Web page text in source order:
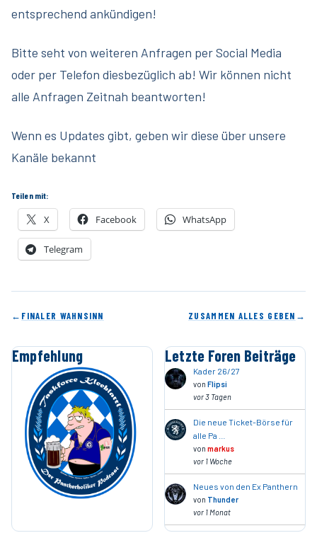
entsprechend ankündigen!
Bitte seht von weiteren Anfragen per Social Media
oder per Telefon diesbezüglich ab! Wir können nicht
alle Anfragen Zeitnah beantworten!
Wenn es Updates gibt, geben wir diese über unsere
Kanäle bekannt
Teilen mit:
X Facebook WhatsApp
Telegram
← FINALER WAHNSINN ZUSAMMEN ALLES GEBEN →
Empfehlung Letzte Foren Beiträge
Kader 26/27
von Flipsi
vor 3 Tagen
Die neue Ticket-Börse für
alle Pa …
von markus
vor 1 Woche
Neues von den Ex Panthern
von Thunder
vor 1 Monat